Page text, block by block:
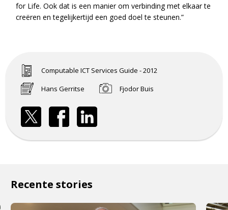
for Life. Ook dat is een manier om verbinding met elkaar te
creëren en tegelijkertijd een goed doel te steunen.”
Computable ICT Services Guide - 2012
Hans Gerritse
Fjodor Buis
Recente stories